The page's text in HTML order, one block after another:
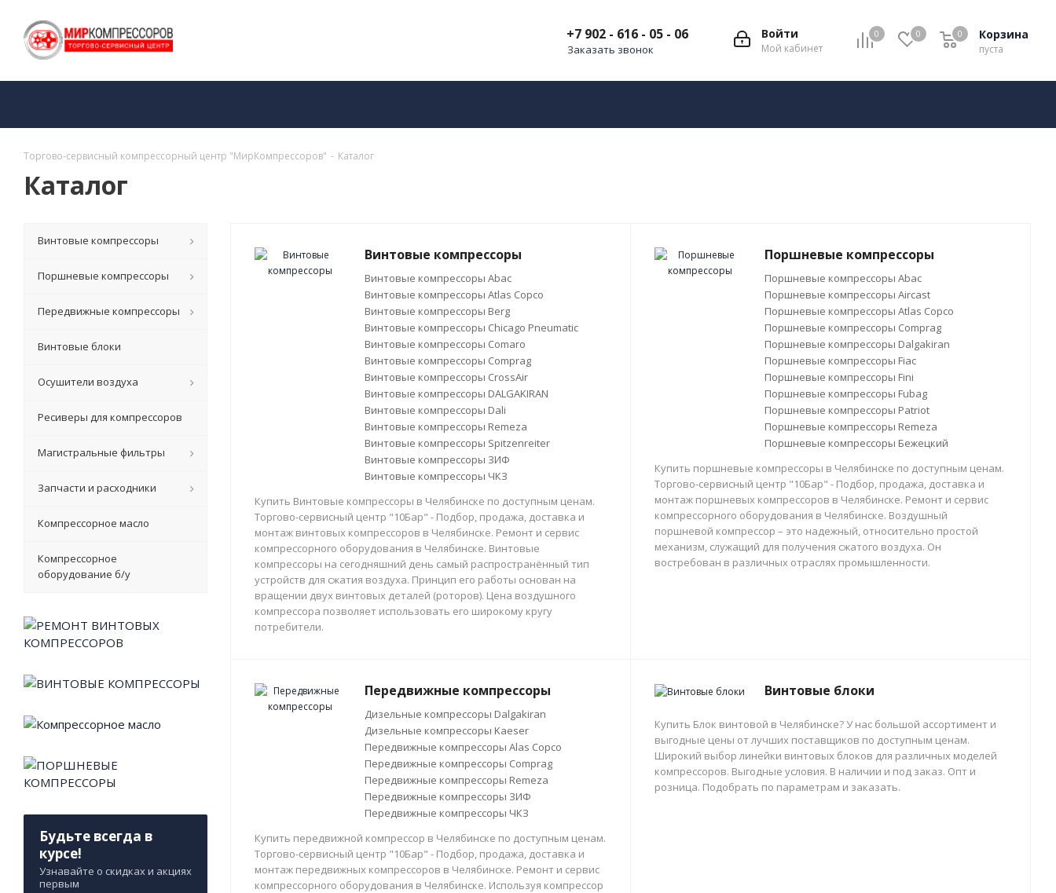
0 0 Корзина
пуста
0
Войти
Мой кабинет
+7 902 - 616 - 05 - 06
Заказать звонок
Торгово-сервисный компрессорный центр "МирКомпрессоров" - Каталог
Каталог
Винтовые компрессоры
Винтовые компрессоры Abac
Винтовые компрессоры Atlas Copco
Винтовые компрессоры Berg
Винтовые компрессоры Chicago Pneumatic
Винтовые компрессоры Comaro
Винтовые компрессоры Comprag
Винтовые компрессоры CrossAir
Винтовые компрессоры DALGAKIRAN
Винтовые компрессоры Dali
Винтовые компрессоры Remeza
Винтовые компрессоры Spitzenreiter
Винтовые компрессоры ЗИФ
Винтовые компрессоры ЧКЗ
Купить Винтовые компрессоры в Челябинске по доступным ценам.
Торгово-сервисный центр "10Бар" - Подбор, продажа, доставка и
монтаж винтовых компрессоров в Челябинске. Ремонт и сервис
компрессорного оборудования в Челябинске. Винтовые
компрессоры на сегодняшний день самый распространённый тип
устройств для сжатия воздуха. Принцип его работы основан на
вращении двух винтовых деталей (роторов). Цена воздушного
компрессора позволяет использовать его широкому кругу
потребители.
Поршневые компрессоры
Поршневые компрессоры Abac
Поршневые компрессоры Aircast
Поршневые компрессоры Atlas Copco
Поршневые компрессоры Comprag
Поршневые компрессоры Dalgakiran
Поршневые компрессоры Fiac
Поршневые компрессоры Fini
Поршневые компрессоры Fubag
Поршневые компрессоры Patriot
Поршневые компрессоры Remeza
Поршневые компрессоры Бежецкий
Купить поршневые компрессоры в Челябинске по доступным ценам.
Торгово-сервисный центр "10Бар" - Подбор, продажа, доставка и
монтаж поршневых компрессоров в Челябинске. Ремонт и сервис
компрессорного оборудования в Челябинске. Воздушный
поршневой компрессор – это надежный, относительно простой
механизм, служащий для получения сжатого воздуха. Он
востребован в различных отраслях промышленности.
Передвижные компрессоры
Дизельные компрессоры Dalgakiran
Дизельные компрессоры Kaeser
Передвижные компрессоры Alas Copco
Передвижные компрессоры Comprag
Передвижные компрессоры Remeza
Передвижные компрессоры ЗИФ
Передвижные компрессоры ЧКЗ
Купить передвижной компрессор в Челябинске по доступным ценам.
Торгово-сервисный центр "10Бар" - Подбор, продажа, доставка и
монтаж передвижных компрессоров в Челябинске. Ремонт и сервис
компрессорного оборудования в Челябинске. Используя компрессор
Винтовые блоки
Купить Блок винтовой в Челябинске? У нас большой ассортимент и
выгодные цены от лучших поставщиков по доступным ценам.
Широкий выбор линейки винтовых блоков для различных моделей
компрессоров. Выгодные условия. В наличии и под заказ. Опт и
розница. Подобрать по параметрам и заказать.
Винтовые компрессоры
Поршневые компрессоры
Передвижные компрессоры
Винтовые блоки
Осушители воздуха
Ресиверы для компрессоров
Магистральные фильтры
Запчасти и расходники
Компрессорное масло
Компрессорное
оборудование б/у
Будьте всегда в
курсе!
Узнавайте о скидках и акциях
первым